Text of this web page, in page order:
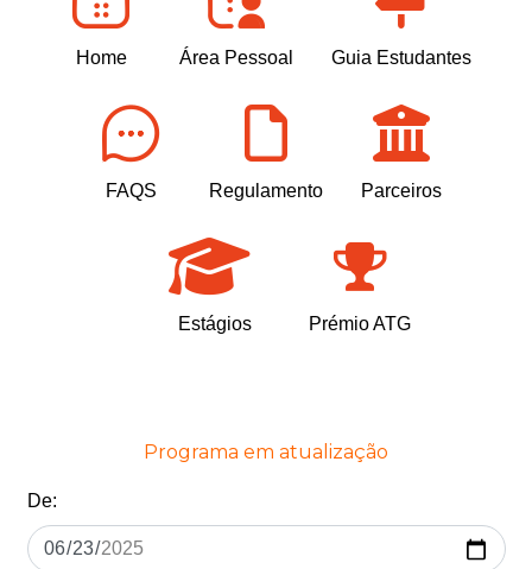
Home Área Pessoal Guia Estudantes
FAQS Regulamento Parceiros
Estágios Prémio ATG
Programa em atualização
De: